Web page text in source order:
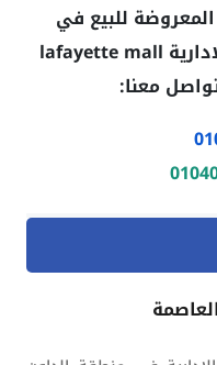
للبيع في
لافاييت مول فيلدج العاصمة الادارية lafayette mall
معنا: